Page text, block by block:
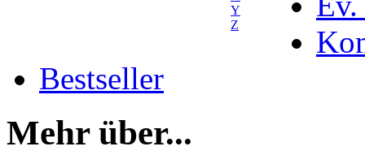
Y
Z
Bestseller
Mehr über...